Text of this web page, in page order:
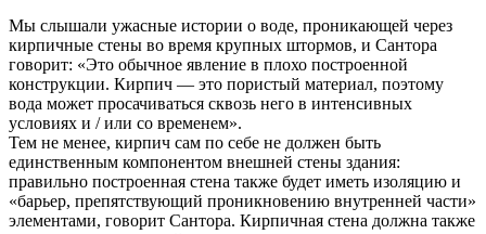
Мы слышали ужасные истории о воде, проникающей через
кирпичные стены во время крупных штормов, и Сантора
говорит: «Это обычное явление в плохо построенной
конструкции. Кирпич — это пористый материал, поэтому
вода может просачиваться сквозь него в интенсивных
условиях и / или со временем».
Тем не менее, кирпич сам по себе не должен быть
единственным компонентом внешней стены здания:
правильно построенная стена также будет иметь изоляцию и
«барьер, препятствующий проникновению внутренней части»
элементами, говорит Сантора. Кирпичная стена должна также